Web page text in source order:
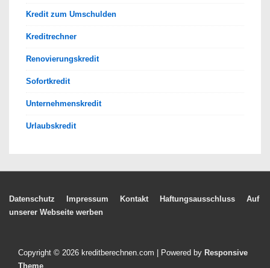
Kredit zum Umschulden
Kreditrechner
Renovierungskredit
Sofortkredit
Unternehmenskredit
Urlaubskredit
Footer-
Datenschutz Impressum Kontakt Haftungsausschluss
Auf
unserer Webseite werben
Copyright © 2026 kreditberechnen.com | Powered by Responsive
Theme